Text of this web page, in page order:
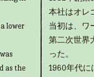
lower
as the
本社はオレ
当初は、ワ
第二次世界
った。
1960年代に